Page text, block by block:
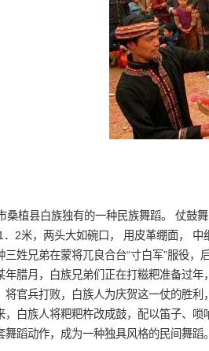
桑植县白族独有的一种民族舞蹈。 仗鼓
．2米，两头大如碗口， 用皮革绷面，
姓兄弟在蒙将兀良合台“寸白军”服役，
年腊月，白族兄弟们正在打糍粑准备过
将官兵打败，白族人为庆贺这一仗的胜
，白族人将粑粑杵改成鼓，配以笛子、唢
舞蹈动作，成为一种独具风格的民间舞蹈。